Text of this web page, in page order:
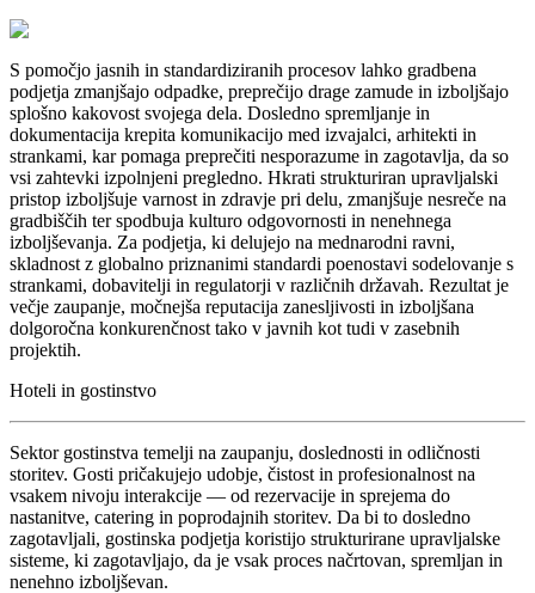
S pomočjo jasnih in standardiziranih procesov lahko gradbena
podjetja zmanjšajo odpadke, preprečijo drage zamude in izboljšajo
splošno kakovost svojega dela. Dosledno spremljanje in
dokumentacija krepita komunikacijo med izvajalci, arhitekti in
strankami, kar pomaga preprečiti nesporazume in zagotavlja, da so
vsi zahtevki izpolnjeni pregledno. Hkrati strukturiran upravljalski
pristop izboljšuje varnost in zdravje pri delu, zmanjšuje nesreče na
gradbiščih ter spodbuja kulturo odgovornosti in nenehnega
izboljševanja. Za podjetja, ki delujejo na mednarodni ravni,
skladnost z globalno priznanimi standardi poenostavi sodelovanje s
strankami, dobavitelji in regulatorji v različnih državah. Rezultat je
večje zaupanje, močnejša reputacija zanesljivosti in izboljšana
dolgoročna konkurenčnost tako v javnih kot tudi v zasebnih
projektih.
Hoteli in gostinstvo
Sektor gostinstva temelji na zaupanju, doslednosti in odličnosti
storitev. Gosti pričakujejo udobje, čistost in profesionalnost na
vsakem nivoju interakcije — od rezervacije in sprejema do
nastanitve, catering in poprodajnih storitev. Da bi to dosledno
zagotavljali, gostinska podjetja koristijo strukturirane upravljalske
sisteme, ki zagotavljajo, da je vsak proces načrtovan, spremljan in
nenehno izboljševan.